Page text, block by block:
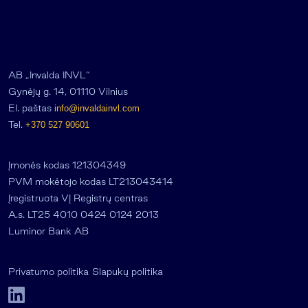
AB „Invalda INVL“
Gynėjų g. 14, 01110 Vilnius
El. paštas info@invaldainvl.com
Tel. +370 527 90601
Įmonės kodas 121304349
PVM mokėtojo kodas LT213043414
Įregistruota VĮ Registrų centras
A.s. LT25 4010 0424 0124 2013
Luminor Bank AB
Privatumo politika Slapukų politika